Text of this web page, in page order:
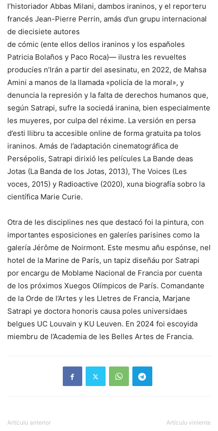
l’historiador Abbas Milani, dambos iraninos, y el reporteru
francés Jean-Pierre Perrin, amás d’un grupu internacional
de diecisiete autores
de cómic (ente ellos dellos iraninos y los españoles
Patricia Bolaños y Paco Roca)— ilustra les revueltes
producíes n’Irán a partir del asesinatu, en 2022, de Mahsa
Amini a manos de la llamada «policía de la moral», y
denuncia la represión y la falta de derechos humanos que,
según Satrapi, sufre la sociedá iranina, bien especialmente
les muyeres, por culpa del réxime. La versión en persa
d’esti llibru ta accesible online de forma gratuita pa tolos
iraninos. Amás de l’adaptación cinematográfica de
Persépolis, Satrapi dirixió les películes La Bande deas
Jotas (La Banda de los Jotas, 2013), The Voices (Les
voces, 2015) y Radioactive (2020), xuna biografía sobro la
científica Marie Curie.
Otra de les disciplines nes que destacó foi la pintura, con
importantes esposiciones en galeríes parisines como la
galería Jérôme de Noirmont. Este mesmu añu espónse, nel
hotel de la Marine de París, un tapiz diseñáu por Satrapi
por encargu de Moblame Nacional de Francia por cuenta
de los próximos Xuegos Olímpicos de París. Comandante
de la Orde de l’Artes y les Lletres de Francia, Marjane
Satrapi ye doctora honoris causa poles universidaes
belgues UC Louvain y KU Leuven. En 2024 foi escoyida
miembru de l’Academia de les Belles Artes de Francia.
Artículu anterior Artículu viniente